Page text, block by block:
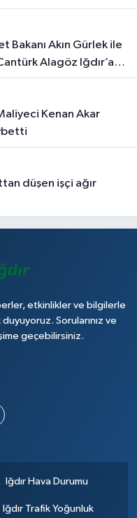
Alagöz Iğdır’a
etkinlikler ve bilgilerle
Sorularınız ve
geçebilirsiniz.
Iğdır Hava Durumu
Iğdır Trafik Yoğunluk